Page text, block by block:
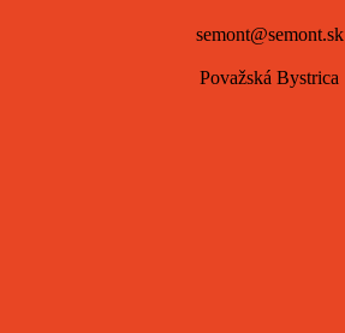
semont@semont.sk
Považská Bystrica